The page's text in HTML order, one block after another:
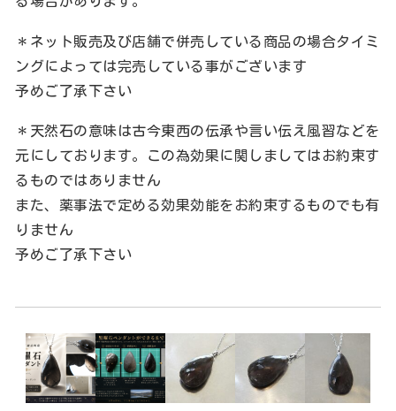
＊ネット販売及び店舗で併売している商品の場合タイミ
ングによっては完売している事がございます
予めご了承下さい
＊天然石の意味は古今東西の伝承や言い伝え風習などを
元にしております。この為効果に関しましてはお約束す
るものではありません
また、薬事法で定める効果効能をお約束するものでも有
りません
予めご了承下さい